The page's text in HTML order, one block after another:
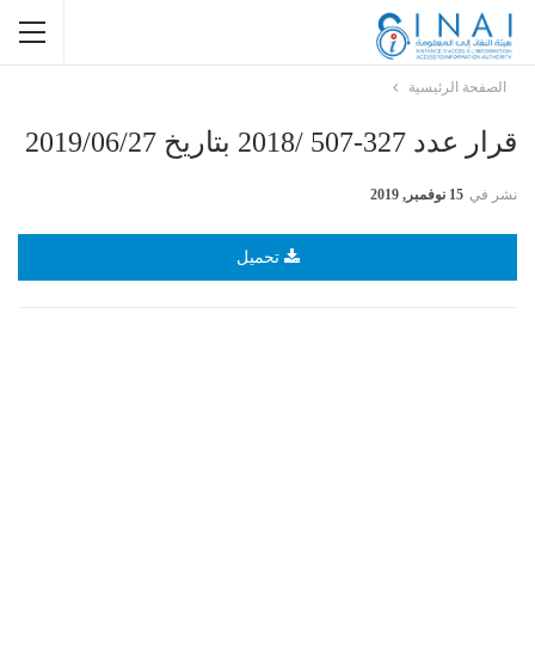
الصفحة الرئيسية
قرار عدد 327-507 /2018 بتاريخ 2019/06/27
نشر في 15 نوفمبر, 2019
تحميل